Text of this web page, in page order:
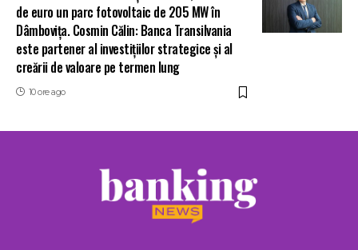
de euro un parc fotovoltaic de 205 MW în
Dâmbovița. Cosmin Călin: Banca Transilvania
este partener al investițiilor strategice și al
creării de valoare pe termen lung
10 ore ago